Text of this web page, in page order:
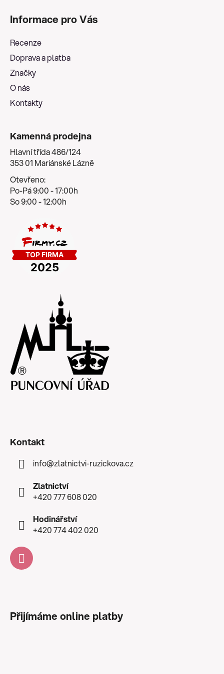
Informace pro Vás
Recenze
Doprava a platba
Značky
O nás
Kontakty
Kamenná prodejna
Hlavní třída 486/124
353 01 Mariánské Lázně
Otevřeno:
Po-Pá 9:00 - 17:00h
So 9:00 - 12:00h
Kontakt
info@zlatnictvi-ruzickova.cz
Zlatnictví
+420 777 608 020
Hodinářství
+420 774 402 020
Přijímáme online platby